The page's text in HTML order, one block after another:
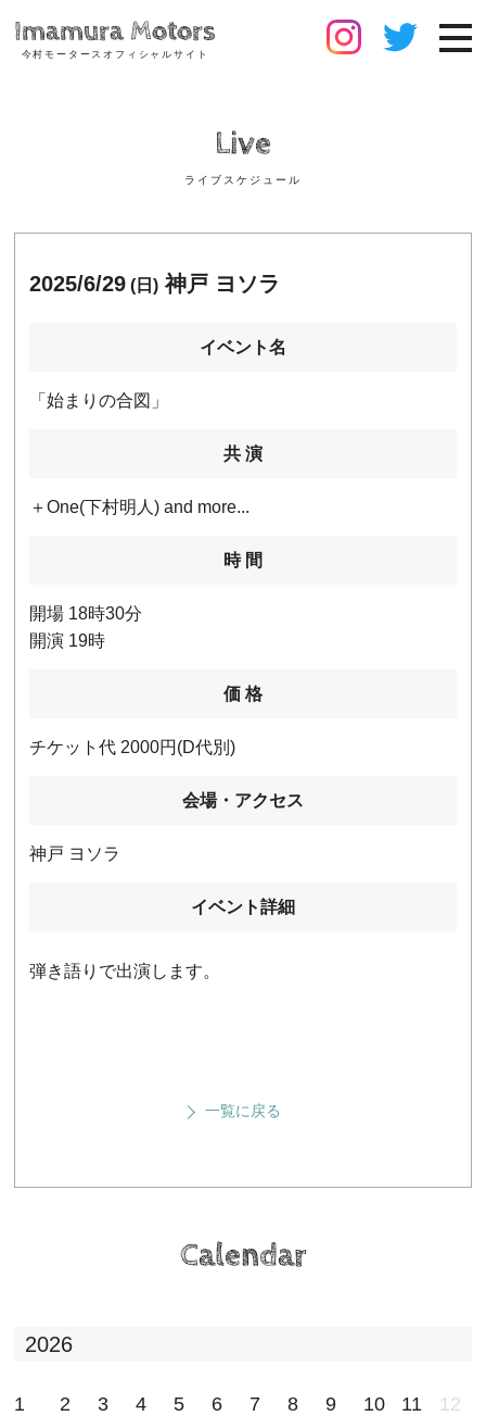
Imamura Motors
今村モータースオフィシャルサイト
Live
ライブスケジュール
2025/6/29 (日) 神戸 ヨソラ
イベント名
「始まりの合図」
共 演
＋One(下村明人) and more...
時 間
開場 18時30分
開演 19時
価 格
チケット代 2000円(D代別)
会場・アクセス
神戸 ヨソラ
イベント詳細
弾き語りで出演します。
一覧に戻る
Calendar
2026
1 2 3 4 5 6 7 8 9 10 11 12